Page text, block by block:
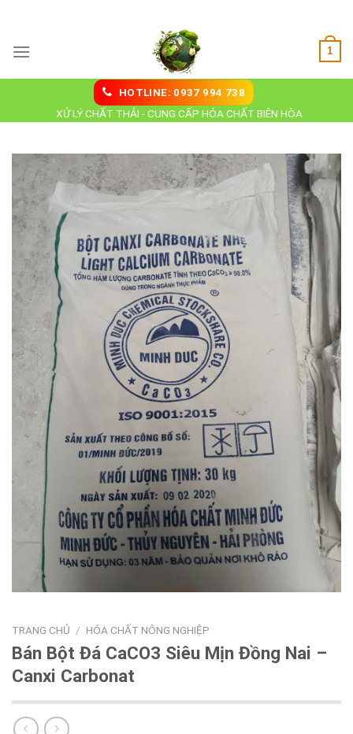
content
1
HOTLINE: 0937 994 738
XỬ LÝ CHẤT THẢI - CUNG CẤP HÓA CHẤT BIÊN HÒA
TRANG CHỦ / HÓA CHẤT NÔNG NGHIỆP
Bán Bột Đá CaCO3 Siêu Mịn Đồng Nai –
Canxi Carbonat